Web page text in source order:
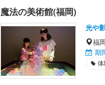
魔法の美術館(福岡)
光や
福
期